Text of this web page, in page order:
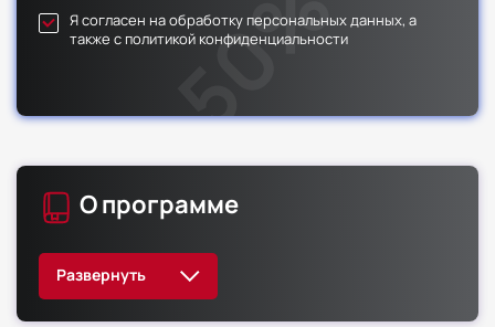
Я согласен на обработку персональных данных, а
также с политикой конфиденциальности
О программе